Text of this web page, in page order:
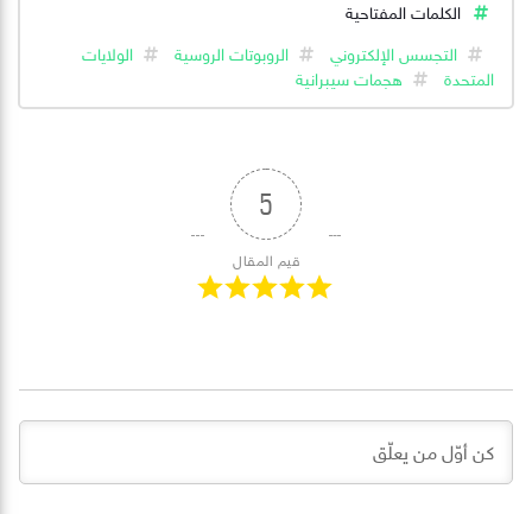
الكلمات المفتاحية
التجسس الإلكتروني
الروبوتات الروسية
الولايات
المتحدة
هجمات سيبرانية
5
قيم المقال